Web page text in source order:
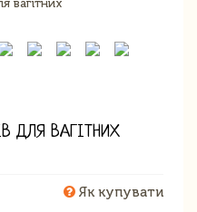
ДЛЯ ВАГІТНИХ
Як купувати